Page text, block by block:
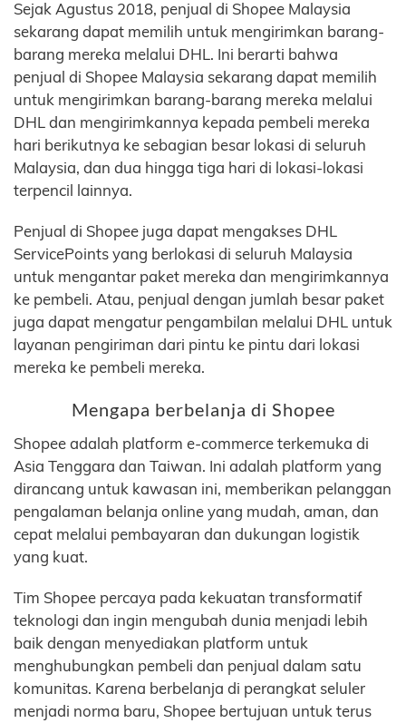
Sejak Agustus 2018, penjual di Shopee Malaysia
sekarang dapat memilih untuk mengirimkan barang-
barang mereka melalui DHL. Ini berarti bahwa
penjual di Shopee Malaysia sekarang dapat memilih
untuk mengirimkan barang-barang mereka melalui
DHL dan mengirimkannya kepada pembeli mereka
hari berikutnya ke sebagian besar lokasi di seluruh
Malaysia, dan dua hingga tiga hari di lokasi-lokasi
terpencil lainnya.
Penjual di Shopee juga dapat mengakses DHL
ServicePoints yang berlokasi di seluruh Malaysia
untuk mengantar paket mereka dan mengirimkannya
ke pembeli. Atau, penjual dengan jumlah besar paket
juga dapat mengatur pengambilan melalui DHL untuk
layanan pengiriman dari pintu ke pintu dari lokasi
mereka ke pembeli mereka.
Mengapa berbelanja di Shopee
Shopee adalah platform e-commerce terkemuka di
Asia Tenggara dan Taiwan. Ini adalah platform yang
dirancang untuk kawasan ini, memberikan pelanggan
pengalaman belanja online yang mudah, aman, dan
cepat melalui pembayaran dan dukungan logistik
yang kuat.
Tim Shopee percaya pada kekuatan transformatif
teknologi dan ingin mengubah dunia menjadi lebih
baik dengan menyediakan platform untuk
menghubungkan pembeli dan penjual dalam satu
komunitas. Karena berbelanja di perangkat seluler
menjadi norma baru, Shopee bertujuan untuk terus